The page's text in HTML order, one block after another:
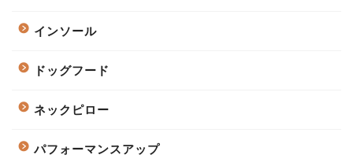
インソール
ドッグフード
ネックピロー
パフォーマンスアップ